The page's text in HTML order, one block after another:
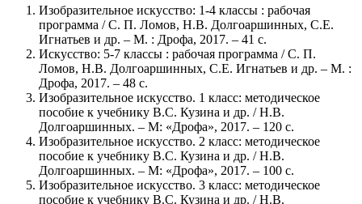
Изобразительное искусство: 1-4 классы : рабочая
программа / С. П. Ломов, Н.В. Долгоаршинных, С.Е.
Игнатьев и др. – М. : Дрофа, 2017. – 41 с.
Искусство: 5-7 классы : рабочая программа / С. П.
Ломов, Н.В. Долгоаршинных, С.Е. Игнатьев и др. – М. :
Дрофа, 2017. – 48 с.
Изобразительное искусство. 1 класс: методическое
пособие к учебнику В.С. Кузина и др. / Н.В.
Долгоаршинных. – М: «Дрофа», 2017. – 120 с.
Изобразительное искусство. 2 класс: методическое
пособие к учебнику В.С. Кузина и др. / Н.В.
Долгоаршинных. – М: «Дрофа», 2017. – 100 с.
Изобразительное искусство. 3 класс: методическое
пособие к учебнику В.С. Кузина и др. / Н.В.